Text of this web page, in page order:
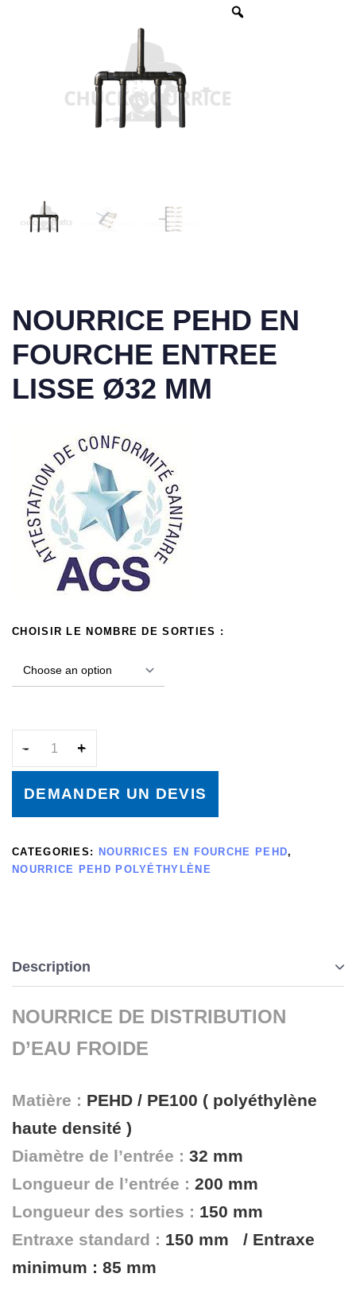
NOURRICE PEHD EN
FOURCHE ENTREE
LISSE Ø32 MM
CHOISIR LE NOMBRE DE SORTIES :
DEMANDER UN DEVIS
CATEGORIES: NOURRICES EN FOURCHE PEHD,
NOURRICE PEHD POLYÉTHYLÈNE
Description
NOURRICE DE DISTRIBUTION
D’EAU FROIDE
Matière : PEHD / PE100 ( polyéthylène
haute densité )
Diamètre de l’entrée : 32 mm
Longueur de l’entrée : 200 mm
Longueur des sorties : 150 mm
Entraxe standard : 150 mm / Entraxe
minimum : 85 mm